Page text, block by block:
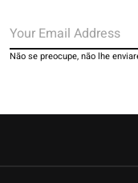
Não se preocupe, não lhe